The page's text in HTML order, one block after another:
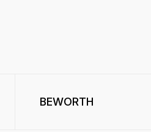
BEWORTH